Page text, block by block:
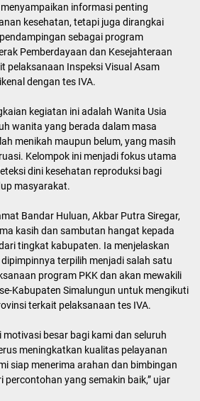
informasi penting
kesehatan, tetapi juga dirangkai
sebagai program
Pemberdayaan dan Kesejahteraan
pelaksanaan Inspeksi Visual Asam
dengan tes IVA.
kegiatan ini adalah Wanita Usia
wanita yang berada dalam masa
menikah maupun belum, yang masih
Kelompok ini menjadi fokus utama
dini kesehatan reproduksi bagi
masyarakat.
Bandar Huluan, Akbar Putra Siregar,
kasih dan sambutan hangat kepada
tingkat kabupaten. Ia menjelaskan
terpilih menjadi salah satu
program PKK dan akan mewakili
Kabupaten Simalungun untuk mengikuti
terkait pelaksanaan tes IVA.
motivasi besar bagi kami dan seluruh
meningkatkan kualitas pelayanan
siap menerima arahan dan bimbingan
percontohan yang semakin baik,” ujar